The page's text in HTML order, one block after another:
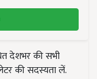
देशभर की सभी
की सदस्यता लें.